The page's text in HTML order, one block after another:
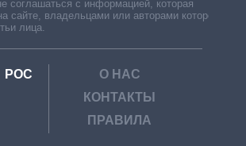
соглашаться с информацией, которая
сайте, владельцами или авторами которой
лица.
РОС
О НАС
КОНТАКТЫ
ПРАВИЛА